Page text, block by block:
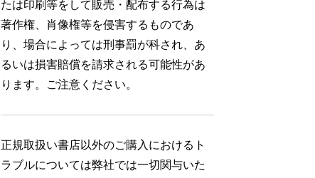
たは印刷等をして販売・配布する行為は
著作権、肖像権等を侵害するものであ
り、場合によっては刑事罰が科され、あ
るいは損害賠償を請求される可能性があ
ります。ご注意ください。
正規取扱い書店以外のご購入におけるト
ラブルについては弊社では一切関与いた